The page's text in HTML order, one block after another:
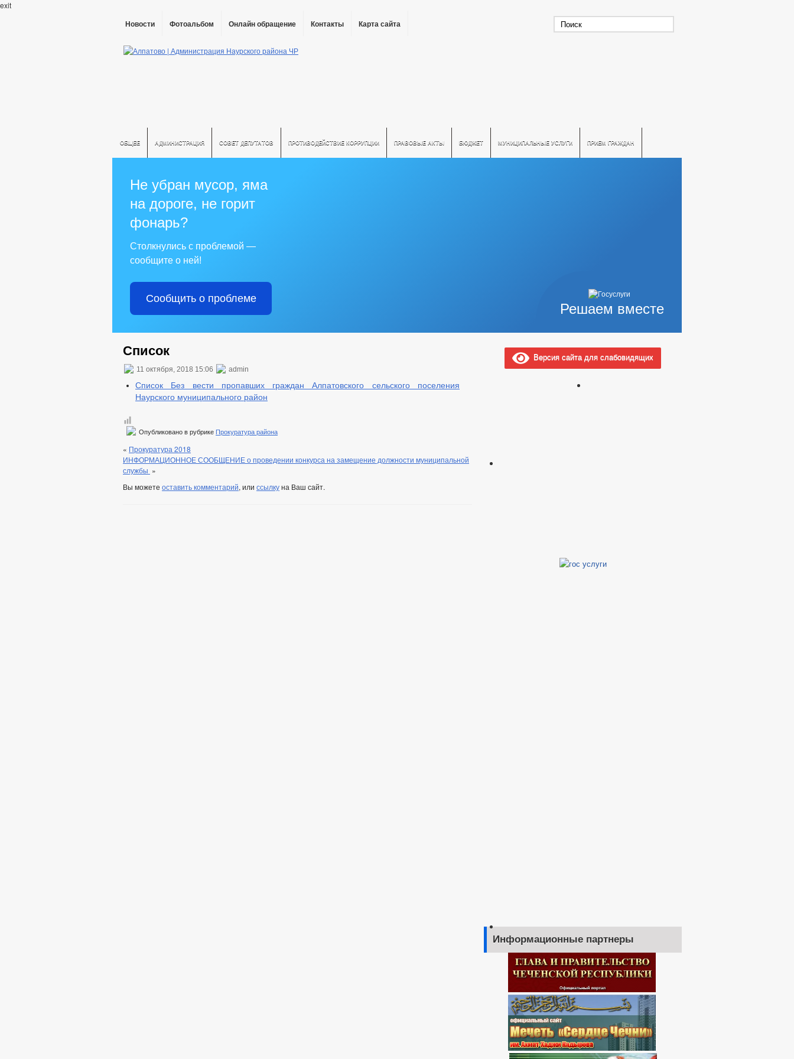
exit
Новости Фотоальбом Онлайн обращение Контакты Карта сайта
ОБЩЕЕ АДМИНИСТРАЦИЯ СОВЕТ ДЕПУТАТОВ ПРОТИВОДЕЙСТВИЕ КОРРУПЦИИ ПРАВОВЫЕ АКТЫ БЮДЖЕТ МУНИЦИПАЛЬНЫЕ УСЛУГИ ПРИЕМ ГРАЖДАН
Решаем вместе
Не убран мусор, яма
на дороге, не горит
фонарь?
Столкнулись с проблемой —
сообщите о ней!
Сообщить о проблеме
Список
11 октября, 2018 15:06 admin
Список Без вести пропавших граждан Алпатовского сельского поселения
Наурского муниципального район
Опубликовано в рубрике Прокуратура района
« Прокуратура 2018
ИНФОРМАЦИОННОЕ СООБЩЕНИЕ о проведении конкурса на замещение должности муниципальной
службы »
Вы можете оставить комментарий, или ссылкуна Ваш сайт.
Версия сайта для слабовидящих
Информационные партнеры